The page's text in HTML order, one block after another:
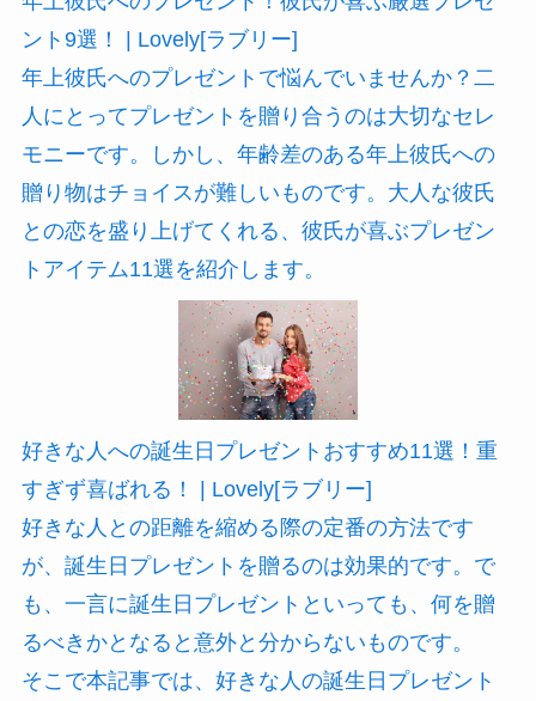
ント9選！ | Lovely[ラブリー]
年上彼氏へのプレゼントで悩んでいませんか？二
人にとってプレゼントを贈り合うのは大切なセレ
モニーです。しかし、年齢差のある年上彼氏への
贈り物はチョイスが難しいものです。大人な彼氏
との恋を盛り上げてくれる、彼氏が喜ぶプレゼン
トアイテム11選を紹介します。
好きな人への誕生日プレゼントおすすめ11選！重
すぎず喜ばれる！ | Lovely[ラブリー]
好きな人との距離を縮める際の定番の方法です
が、誕生日プレゼントを贈るのは効果的です。で
も、一言に誕生日プレゼントといっても、何を贈
るべきかとなると意外と分からないものです。
そこで本記事では、好きな人の誕生日プレゼント